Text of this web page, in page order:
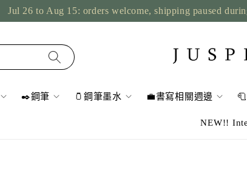
Jul 26 to Aug 15: orders welcome, shipping paused
✒️鋼筆 🫙鋼筆墨水 💼書寫相關週邊
NEW!!